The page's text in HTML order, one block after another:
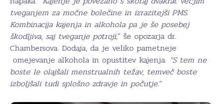
tveganjem za močne bolečine in izrazitejši PMS.
Kombinacija kajenja in alkohola pa je še posebej
škodljiva, saj tveganje potroji,” še opozarja dr.
Chambersova. Dodaja, da je veliko pametneje
omejevanje alkohola in opustitev kajenja. “S tem ne
boste le olajšali menstrualnih težav, temveč boste
izboljšali tudi splošno zdravje in počutje.“